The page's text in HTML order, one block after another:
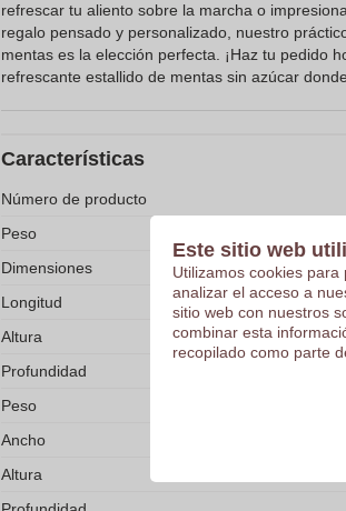
refrescar tu aliento sobre la marcha o
regalo pensado y personalizado, nuestro
mentas es la elección perfecta. ¡Haz tu pedido
refrescante estallido de mentas sin azúcar
Características
Número de producto
Peso
Dimensiones
Longitud
Altura
Profundidad
Peso
Ancho
Altura
Este sitio web
Utilizamos cookies
analizar el acceso a
sitio web con nuestros
combinar esta
recopilado como parte